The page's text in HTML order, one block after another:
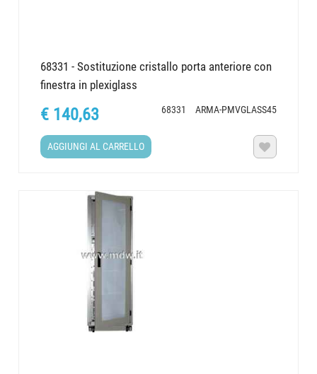
68331 - Sostituzione cristallo porta anteriore con
finestra in plexiglass
68331 ARMA-PMVGLASS45
€ 140,63
AGGIUNGI AL CARRELLO 